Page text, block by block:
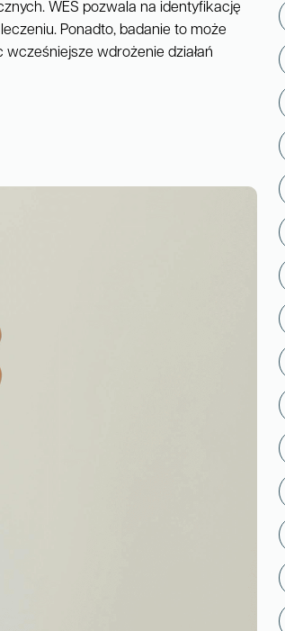
WES pozwala na identyfikację
Ponadto, badanie to może
wdrożenie działań